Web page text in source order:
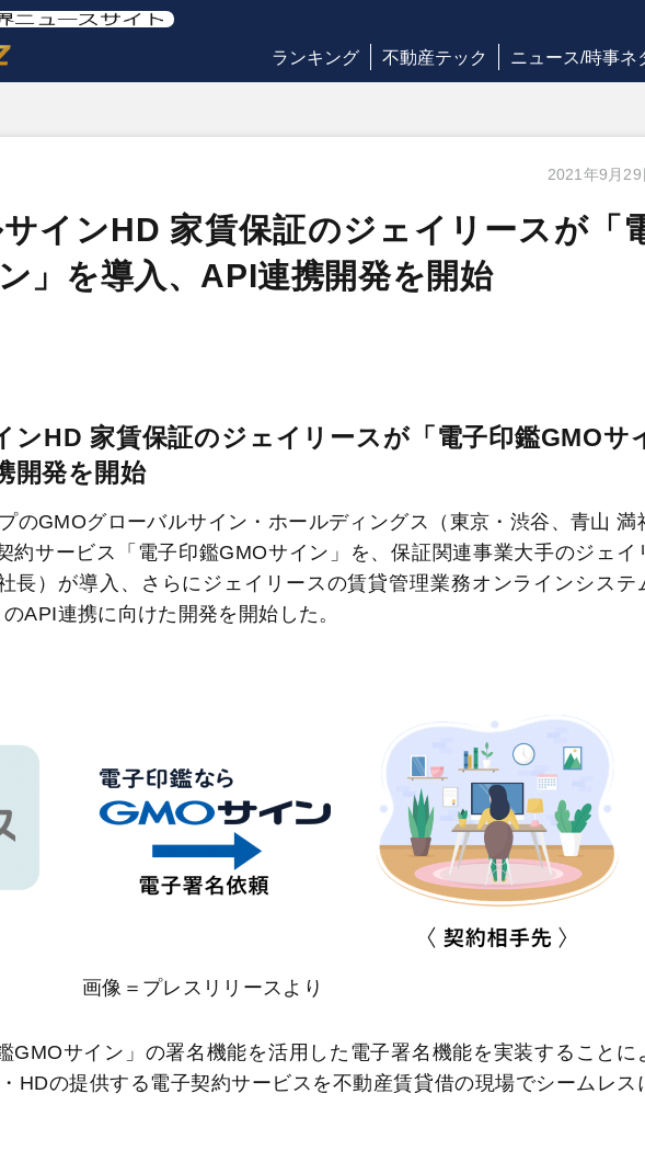
ランキング 不動産テック ニュース/時事ネ
2021年9月29
インHD 家賃保証のジェイリースが「
」を導入、API連携開発を開始
ンHD 家賃保証のジェイリースが「電子印鑑GMOサ
開発を開始
のGMOグローバルサイン・ホールディングス（東京・渋谷、青山 満
約サービス「電子印鑑GMOサイン」を、保証関連事業大手のジェイ
長）が導入、さらにジェイリースの賃貸管理業務オンラインシステ
API連携に向けた開発を開始した。
画像＝プレスリリースより
GMOサイン」の署名機能を活用した電子署名機能を実装することに
HDの提供する電子契約サービスを不動産賃貸借の現場でシームレス